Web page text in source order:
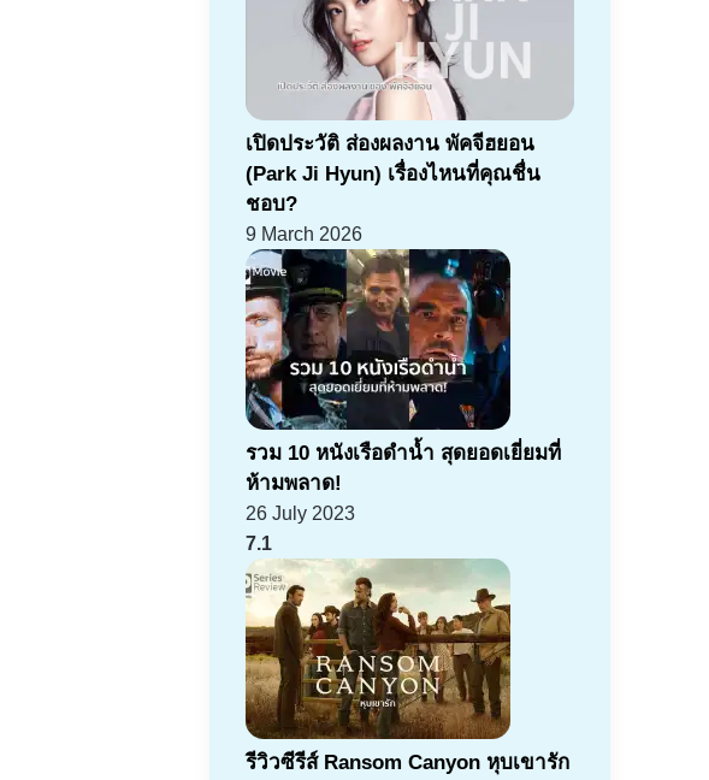
เปิดประวัติ ส่องผลงาน พัคจีฮยอน
(Park Ji Hyun) เรื่องไหนที่คุณชื่น
ชอบ?
9 March 2026
รวม 10 หนังเรือดำน้ำ สุดยอดเยี่ยมที่
ห้ามพลาด!
26 July 2023
7.1
รีวิวซีรีส์ Ransom Canyon หุบเขารัก